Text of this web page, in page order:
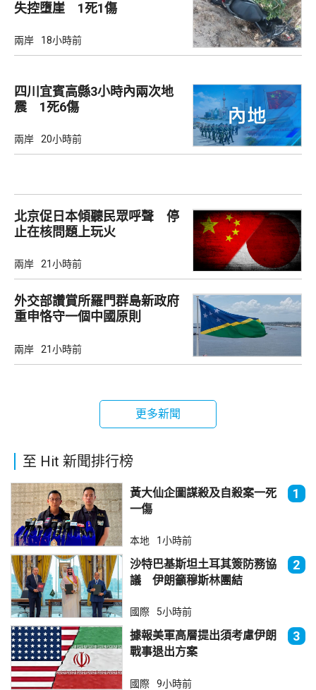
失控墮崖 1死1傷
兩岸 18小時前
四川宜賓高縣3小時內兩次地
震 1死6傷
兩岸 20小時前
北京促日本傾聽民眾呼聲 停
止在核問題上玩火
兩岸 21小時前
外交部讚賞所羅門群島新政府
重申恪守一個中國原則
兩岸 21小時前
更多新聞
至 Hit 新聞排行榜
黃大仙企圖謀殺及自殺案一死
一傷
1
本地 1小時前
沙特巴基斯坦土耳其簽防務協
議 伊朗籲穆斯林團結
2
國際 5小時前
據報美軍高層提出須考慮伊朗
戰事退出方案
3
國際 9小時前